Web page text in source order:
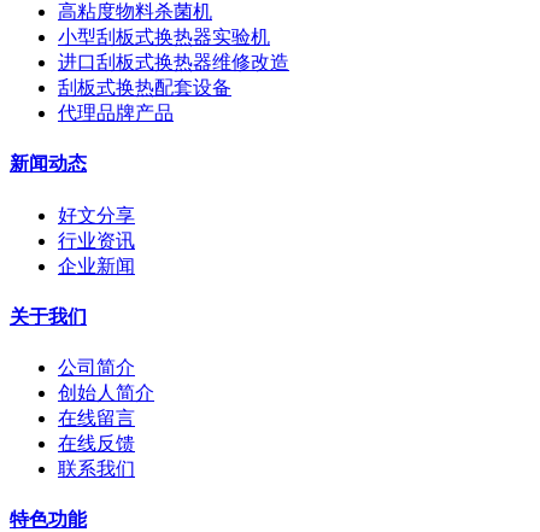
高粘度物料杀菌机
小型刮板式换热器实验机
进口刮板式换热器维修改造
刮板式换热配套设备
代理品牌产品
新闻动态
好文分享
行业资讯
企业新闻
关于我们
公司简介
创始人简介
在线留言
在线反馈
联系我们
特色功能